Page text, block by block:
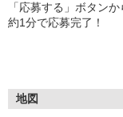
「応募する」ボタン
約1分で応募完了！
地図